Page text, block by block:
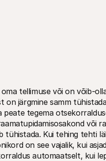
tellimuse või on võib-
on järgmine samm
peate tegema
või
Kui tehing tehti
on see vajalik, kui
automaatselt, kui